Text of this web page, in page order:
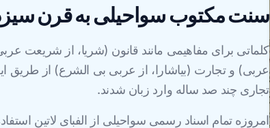
سنت مکتوب سواحیلی به قرن
کلماتی برای مفاهیمی مانند قانون (شریا، از شریعت
عربی) و تجارت (بیاشارا، از عربی بی الشرع) از طریق
تجاری چند صد ساله وارد زبان شدند.
امروزه تمام اسناد رسمی سواحیلی از الفبای لاتین